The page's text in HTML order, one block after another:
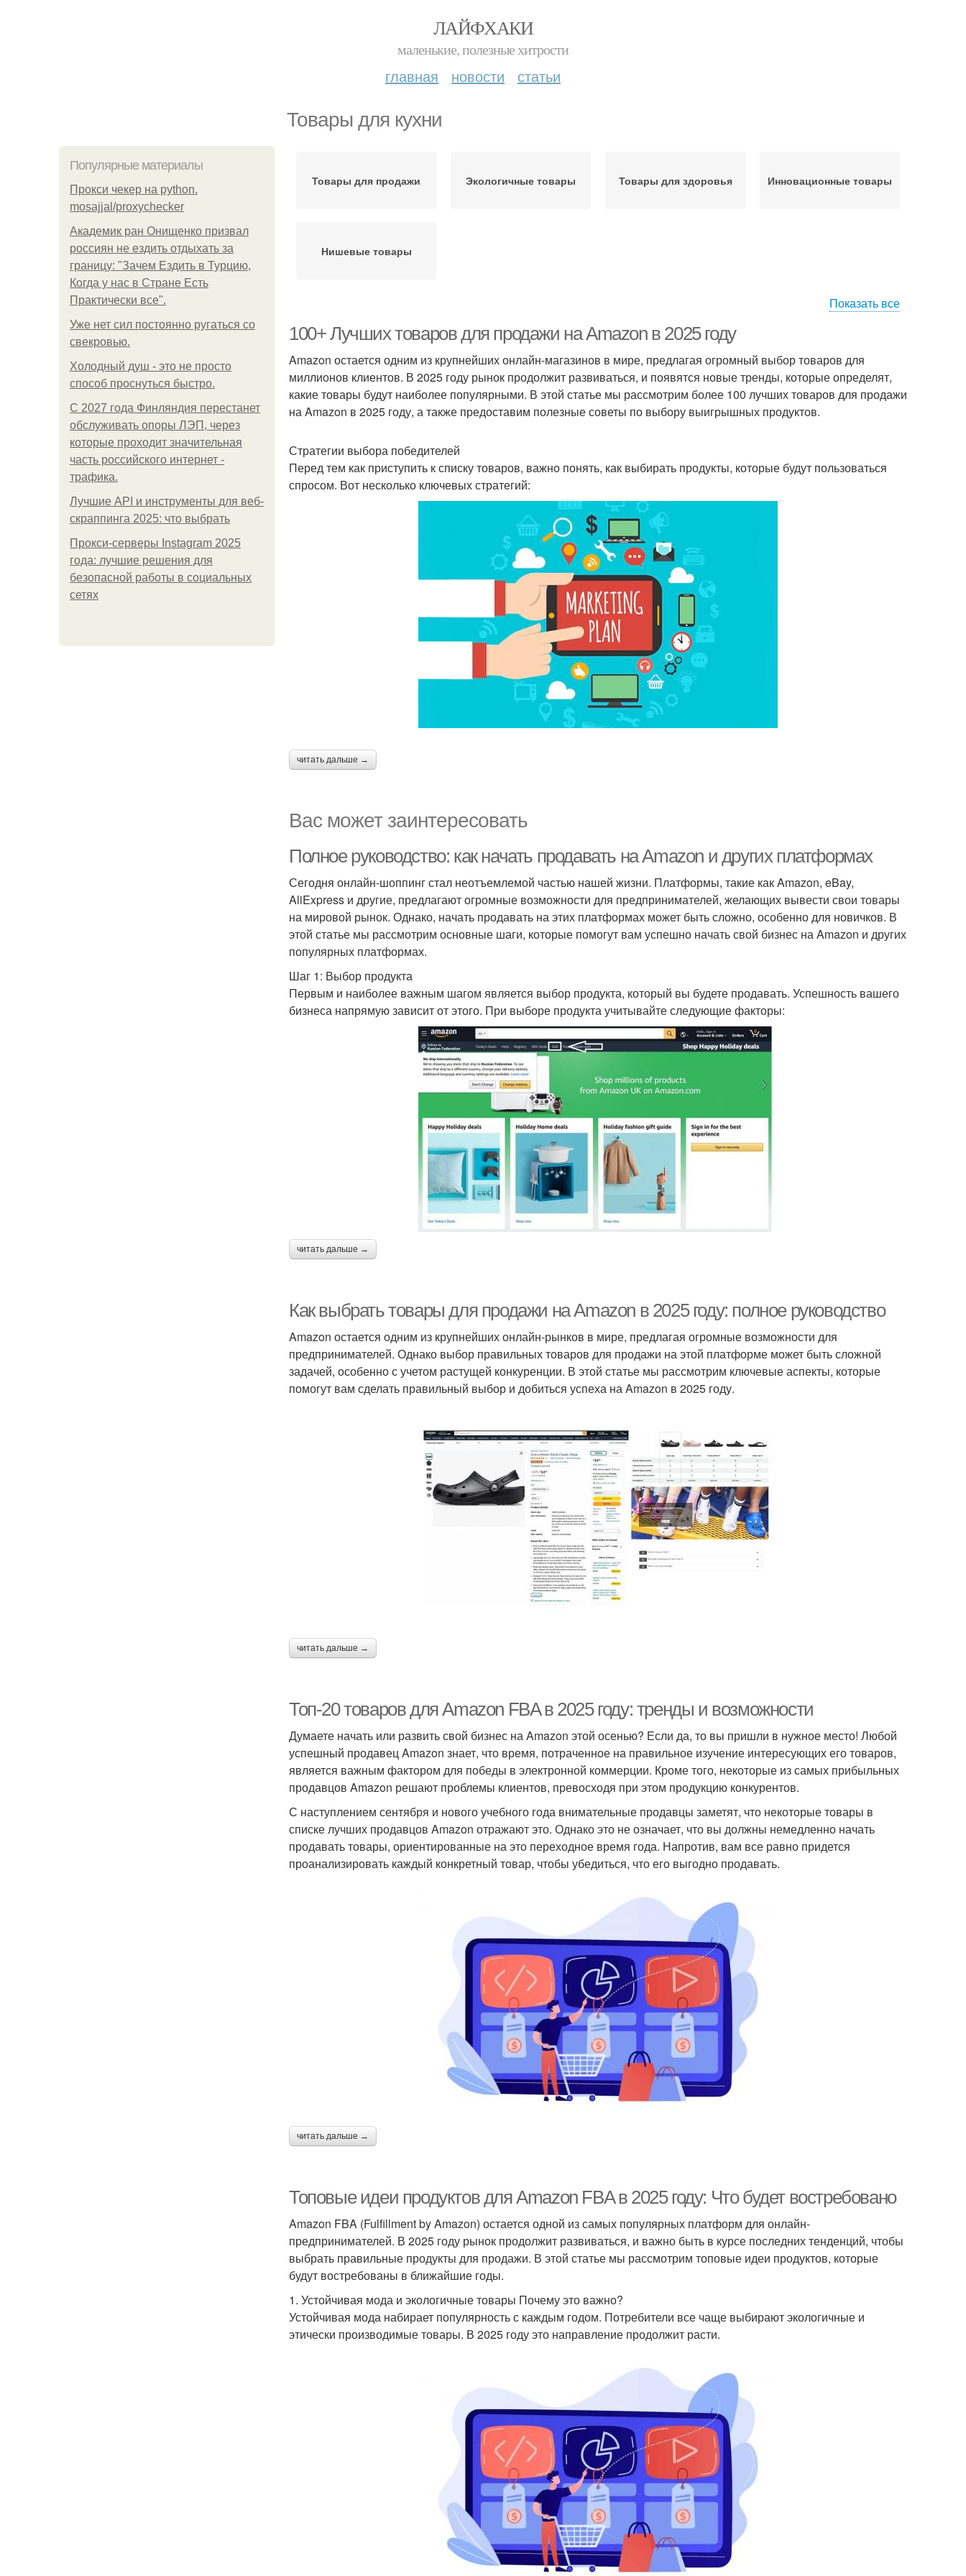
ЛАЙФХАКИ
маленькие, полезные хитрости
главная новости статьи
Товары для кухни
Популярные материалы
Прокси чекер на python.
mosajjal/proxychecker
Академик ран Онищенко призвал
россиян не ездить отдыхать за
границу: "Зачем Ездить в Турцию,
Когда у нас в Стране Есть
Практически все".
Уже нет сил постоянно ругаться со
свекровью.
Холодный душ - это не просто
способ проснуться быстро.
С 2027 года Финляндия перестанет
обслуживать опоры ЛЭП, через
которые проходит значительная
часть российского интернет -
трафика.
Лучшие API и инструменты для веб-
скраппинга 2025: что выбрать
Прокси-серверы Instagram 2025
года: лучшие решения для
безопасной работы в социальных
сетях
Товары для продажи Экологичные товары Товары для здоровья Инновационные товары
Нишевые товары
Показать все
100+ Лучших товаров для продажи на Amazon в 2025 году
Amazon остается одним из крупнейших онлайн-магазинов в мире, предлагая огромный выбор товаров для
миллионов клиентов. В 2025 году рынок продолжит развиваться, и появятся новые тренды, которые определят,
какие товары будут наиболее популярными. В этой статье мы рассмотрим более 100 лучших товаров для продажи
на Amazon в 2025 году, а также предоставим полезные советы по выбору выигрышных продуктов.
Стратегии выбора победителей
Перед тем как приступить к списку товаров, важно понять, как выбирать продукты, которые будут пользоваться
спросом. Вот несколько ключевых стратегий:
читать дальше →
Вас может заинтересовать
Полное руководство: как начать продавать на Amazon и других платформах
Сегодня онлайн-шоппинг стал неотъемлемой частью нашей жизни. Платформы, такие как Amazon, eBay,
AliExpress и другие, предлагают огромные возможности для предпринимателей, желающих вывести свои товары
на мировой рынок. Однако, начать продавать на этих платформах может быть сложно, особенно для новичков. В
этой статье мы рассмотрим основные шаги, которые помогут вам успешно начать свой бизнес на Amazon и других
популярных платформах.
Шаг 1: Выбор продукта
Первым и наиболее важным шагом является выбор продукта, который вы будете продавать. Успешность вашего
бизнеса напрямую зависит от этого. При выборе продукта учитывайте следующие факторы:
читать дальше →
Как выбрать товары для продажи на Amazon в 2025 году: полное руководство
Amazon остается одним из крупнейших онлайн-рынков в мире, предлагая огромные возможности для
предпринимателей. Однако выбор правильных товаров для продажи на этой платформе может быть сложной
задачей, особенно с учетом растущей конкуренции. В этой статье мы рассмотрим ключевые аспекты, которые
помогут вам сделать правильный выбор и добиться успеха на Amazon в 2025 году.
читать дальше →
Топ-20 товаров для Amazon FBA в 2025 году: тренды и возможности
Думаете начать или развить свой бизнес на Amazon этой осенью? Если да, то вы пришли в нужное место! Любой
успешный продавец Amazon знает, что время, потраченное на правильное изучение интересующих его товаров,
является важным фактором для победы в электронной коммерции. Кроме того, некоторые из самых прибыльных
продавцов Amazon решают проблемы клиентов, превосходя при этом продукцию конкурентов.
С наступлением сентября и нового учебного года внимательные продавцы заметят, что некоторые товары в
списке лучших продавцов Amazon отражают это. Однако это не означает, что вы должны немедленно начать
продавать товары, ориентированные на это переходное время года. Напротив, вам все равно придется
проанализировать каждый конкретный товар, чтобы убедиться, что его выгодно продавать.
читать дальше →
Топовые идеи продуктов для Amazon FBA в 2025 году: Что будет востребовано
Amazon FBA (Fulfillment by Amazon) остается одной из самых популярных платформ для онлайн-
предпринимателей. В 2025 году рынок продолжит развиваться, и важно быть в курсе последних тенденций, чтобы
выбрать правильные продукты для продажи. В этой статье мы рассмотрим топовые идеи продуктов, которые
будут востребованы в ближайшие годы.
1. Устойчивая мода и экологичные товары Почему это важно?
Устойчивая мода набирает популярность с каждым годом. Потребители все чаще выбирают экологичные и
этически производимые товары. В 2025 году это направление продолжит расти.